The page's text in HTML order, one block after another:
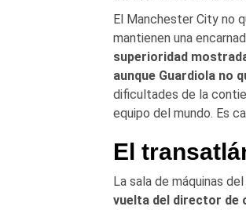
El Manchester City no
mantienen una
superioridad
aunque Guardiola no
dificultades de la
equipo del mundo. Es
El
La sala de máquinas
vuelta del director de